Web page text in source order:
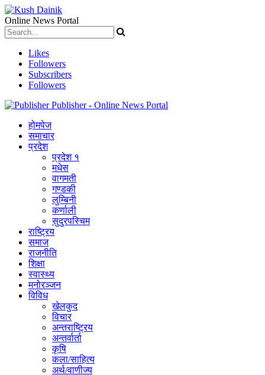
Online News Portal
Likes
Followers
Subscribers
Followers
Publisher - Online News Portal
होमपेज
समाचार
प्रदेश
प्रदेश १
मधेस
वागमती
गण्डकी
लुम्बिनी
कर्णाली
सुदुरपस्चिम
राष्ट्रिय
समाज
राजनीति
शिक्षा
स्वास्थ्य
मनोरञ्जन
विविध
खेलकुद
विचार
अन्तराष्ट्रिय
अन्तर्वार्ता
कृषि
कला/साहित्य
अर्थ/वाणीज्य